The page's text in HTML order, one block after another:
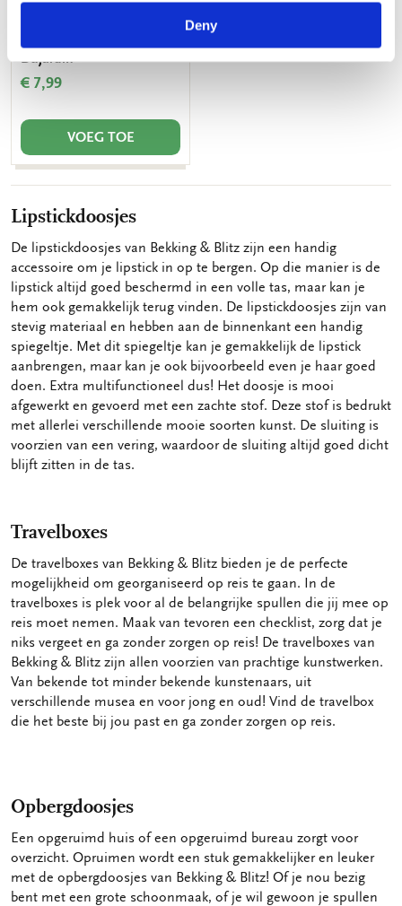
Deny
Dujardin
€ 7,99
VOEG TOE
Lipstickdoosjes
De lipstickdoosjes van Bekking & Blitz zijn een handig
accessoire om je lipstick in op te bergen. Op die manier is de
lipstick altijd goed beschermd in een volle tas, maar kan je
hem ook gemakkelijk terug vinden. De lipstickdoosjes zijn van
stevig materiaal en hebben aan de binnenkant een handig
spiegeltje. Met dit spiegeltje kan je gemakkelijk de lipstick
aanbrengen, maar kan je ook bijvoorbeeld even je haar goed
doen. Extra multifunctioneel dus! Het doosje is mooi
afgewerkt en gevoerd met een zachte stof. Deze stof is bedrukt
met allerlei verschillende mooie soorten kunst. De sluiting is
voorzien van een vering, waardoor de sluiting altijd goed dicht
blijft zitten in de tas.
Travelboxes
De travelboxes van Bekking & Blitz bieden je de perfecte
mogelijkheid om georganiseerd op reis te gaan. In de
travelboxes is plek voor al de belangrijke spullen die jij mee op
reis moet nemen. Maak van tevoren een checklist, zorg dat je
niks vergeet en ga zonder zorgen op reis! De travelboxes van
Bekking & Blitz zijn allen voorzien van prachtige kunstwerken.
Van bekende tot minder bekende kunstenaars, uit
verschillende musea en voor jong en oud! Vind de travelbox
die het beste bij jou past en ga zonder zorgen op reis.
Opbergdoosjes
Een opgeruimd huis of een opgeruimd bureau zorgt voor
overzicht. Opruimen wordt een stuk gemakkelijker en leuker
met de opbergdoosjes van Bekking & Blitz! Of je nou bezig
bent met een grote schoonmaak, of je wil gewoon je spullen